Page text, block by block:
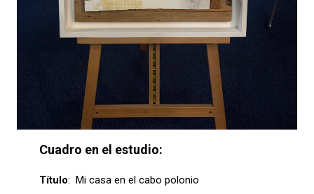
Cuadro en el estudio:
Título:
Mi casa en el cabo polonio